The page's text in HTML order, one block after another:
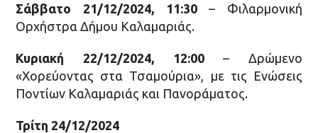
Σάββατο 21/12/2024, 11:30– Φιλαρμονική
Ορχήστρα Δήμου Καλαμαριάς.
Κυριακή 22/12/2024, 12:00– Δρώμενο
«Χορεύοντας στα Τσαμούρια», με τις Ενώσεις
Ποντίων Καλαμαριάς και Πανοράματος.
Τρίτη 24/12/2024